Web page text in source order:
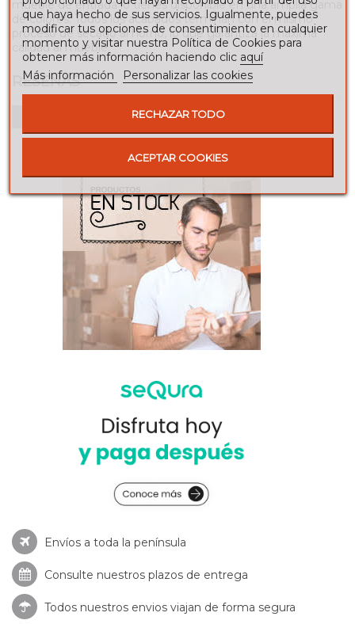
mueble de entrada lo tienes disponible en una amplia gama
de colores. Todos los acabados terminan con el mismo
proceso de secado al horno, lo que garantiza la máxima
calidad al mueble.
RESEÑAS
Para escribir una reseña debes estar registrado
Envíos a toda la península
Consulte nuestros plazos de entrega
Todos nuestros envios viajan de forma segura
que haya hecho de sus servicios. Igualmente, puedes
modificar tus opciones de consentimiento en cualquier
momento y visitar nuestra Política de Cookies para
obtener más información haciendo clic aquí
Más información
Personalizar las cookies
RECHAZAR TODO
ACEPTAR COOKIES